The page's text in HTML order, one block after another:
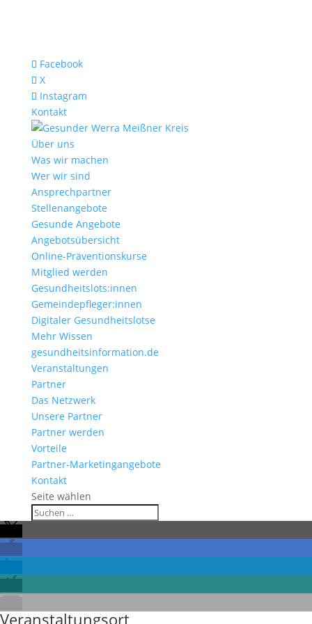
Facebook
X
Instagram
Kontakt
Über uns
Was wir machen
Wer wir sind
Ansprechpartner
Stellenangebote
Gesunde Angebote
Angebotsübersicht
Online-Präventionskurse
Mitglied werden
Gesundheitslots:innen
Gemeindepfleger:innen
Digitaler Gesundheitslotse
Mehr Wissen
gesundheitsinformation.de
Veranstaltungen
Partner
Das Netzwerk
Unsere Partner
Partner werden
Vorteile
Partner-Marketingangebote
Kontakt
Seite wählen
Veranstaltungsort